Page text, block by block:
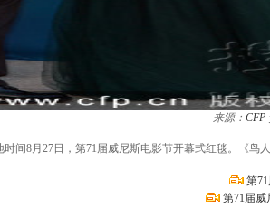
来源： CFP
间8月27日，第71届威尼斯电影节开幕式红毯。《
第
第71届威